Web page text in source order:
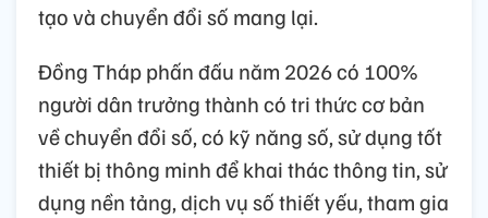
tạo và chuyển đổi số mang lại.
Đồng Tháp phấn đấu năm 2026 có 100%
người dân trưởng thành có tri thức cơ bản
về chuyển đổi số, có kỹ năng số, sử dụng tốt
thiết bị thông minh để khai thác thông tin, sử
dụng nền tảng, dịch vụ số thiết yếu, tham gia